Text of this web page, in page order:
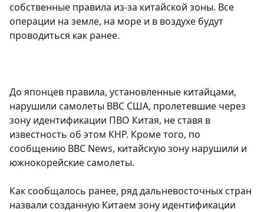
собственные правила из-за китайской зоны. Все
операции на земле, на море и в воздухе будут
проводиться как ранее.
До японцев правила, установленные китайцами,
нарушили самолеты ВВС США, пролетевшие через
зону идентификации ПВО Китая, не ставя в
известность об этом КНР. Кроме того, по
сообщению BBC News, китайскую зону нарушили и
южнокорейские самолеты.
Как сообщалось ранее, ряд дальневосточных стран
назвали созданную Китаем зону идентификации